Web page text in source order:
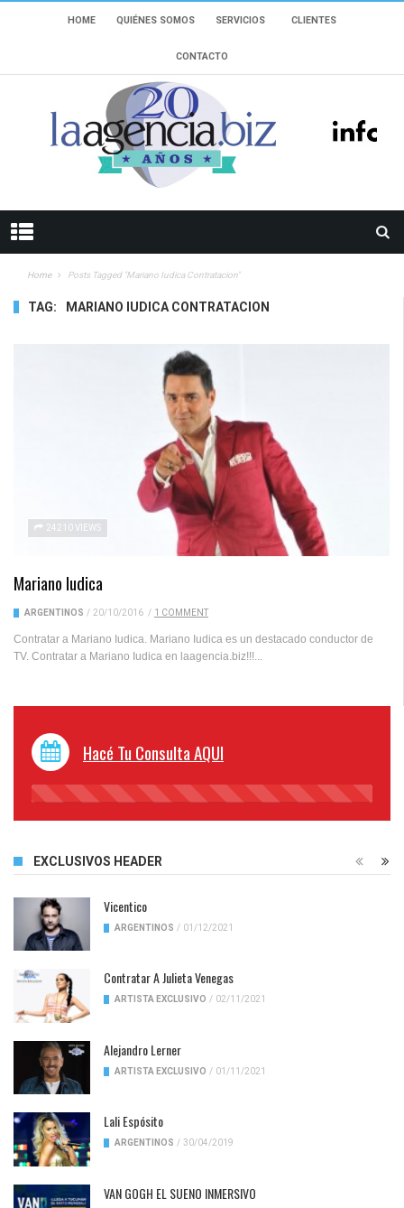
HOME QUIÉNES SOMOS SERVICIOS CLIENTES
CONTACTO
Home Posts Tagged "Mariano Iudica Contratacion"
TAG: MARIANO IUDICA CONTRATACION
24210 VIEWS
Mariano Iudica
ARGENTINOS / 20/10/2016 / 1 COMMENT
Contratar a Mariano Iudica. Mariano Iudica es un destacado conductor de
TV. Contratar a Mariano Iudica en laagencia.biz!!!...
Hacé Tu Consulta AQUI
45%
EXCLUSIVOS HEADER
Vicentico
ARGENTINOS / 01/12/2021
Contratar A Julieta Venegas
ARTISTA EXCLUSIVO / 02/11/2021
Alejandro Lerner
ARTISTA EXCLUSIVO / 01/11/2021
Lali Espósito
ARGENTINOS / 30/04/2019
VAN GOGH EL SUENO INMERSIVO